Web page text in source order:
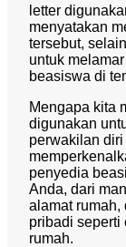
letter
menyatakan
tersebut,
untuk
beasiswa di
Mengapa kita
digunakan
perwakilan
penyedia
Anda, dari
alamat rumah,
pribadi seperti
rumah.